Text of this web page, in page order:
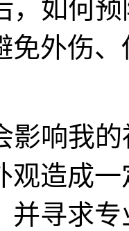
，如何
免外伤
影响我
观造成
并寻求